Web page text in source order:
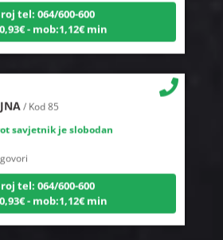
- mob:1,12€ min
savjetnik je slobodan
Broj tel: 064/600-600
- mob:1,12€ min